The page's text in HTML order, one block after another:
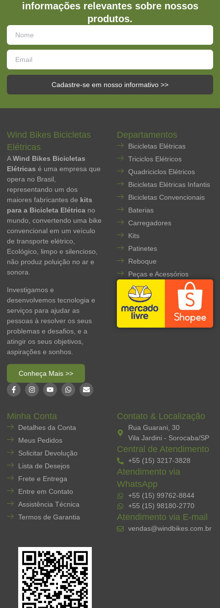
informações relevantes sobre nossos
produtos.
Cadastre-se em nosso informativo >>
Wind Bikes Bicicletas
Elétricas
AWind Bikes Bicicletas
Elétricas é uma empresa que
opera no Brasil,
representando um dos
maiores fabricantes de kits
para a Bicicleta Elétrica no
mundo, convertendo uma bike
convencional em um veículo
de transporte elétrico,
Ecológico, limpo e silencioso,
não produz poluição no ar e
sonora.
Investigamos e
desenvolvemos tecnologia e
serviços para ajudar as
pessoas à resolver os seus
problemas e desafios, e a
atingir os seus objetivos,
aspirações e sonhos.
Conheça Mais >>
Departamentos
Bicicletas Elétricas
Triciclos Elétricos
Quadriciclos Elétricos
Bicicletas Elétricas Infantis
Bicicletas Convencionais
Baterias
Carregadores
Kits
Patinetes
Reboque
Peças e Acessórios
Minha Conta
Detalhes da Conta
Meus Pedidos
Solicitar Devolução
Lista de Desejos
Frete e Entrega
Entre em Contato
Assistência Técnica
Termos de Garantia
Contato & Localização
Rua Guarani, 30
Vila Jardini - Sorocaba/SP
Central de Atendimento
+55 (15) 3217-3828
Atendimento via
WhatsApp
+55 (15) 99762-8844
+55 (15) 98180-2770
Atendimento via E-mail
vendas@windbikes.com.br